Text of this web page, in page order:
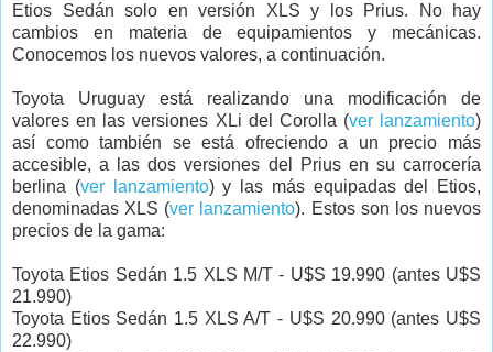
Etios Sedán solo en versión XLS y los Prius. No hay
cambios en materia de equipamientos y mecánicas.
Conocemos los nuevos valores, a continuación.
Toyota Uruguay está realizando una modificación de
valores en las versiones XLi del Corolla (ver lanzamiento)
así como también se está ofreciendo a un precio más
accesible, a las dos versiones del Prius en su carrocería
berlina (ver lanzamiento) y las más equipadas del Etios,
denominadas XLS (ver lanzamiento). Estos son los nuevos
precios de la gama:
Toyota Etios Sedán 1.5 XLS M/T - U$S 19.990 (antes U$S
21.990)
Toyota Etios Sedán 1.5 XLS A/T - U$S 20.990 (antes U$S
22.990)